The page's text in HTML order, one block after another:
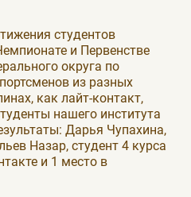
студентов
и Первенстве
округа по
из разных
как лайт-контакт,
нашего института
Дарья Чупахина,
Назар, студент 4 курса
и 1 место в